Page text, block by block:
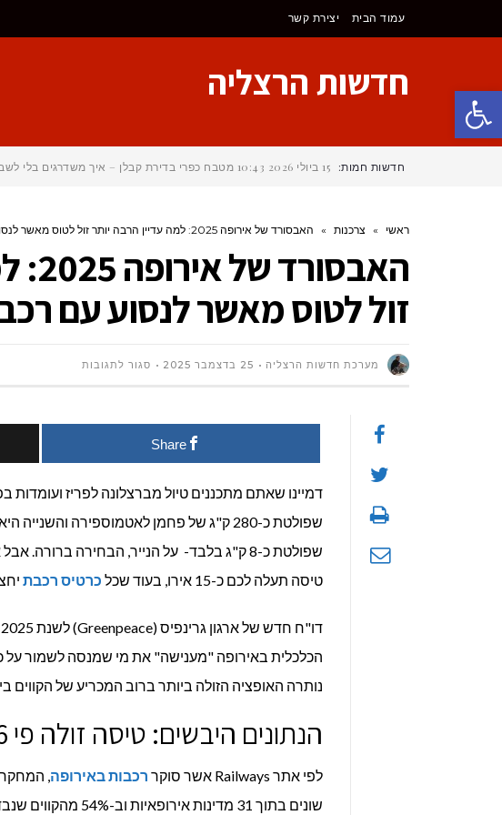
פתח סרגל נגישות
עמוד הבית יצירת קשר
חדשות הרצליה
חדשות חמות: 15 ביולי 2026 10:43 מטבח כפרי בדירת קבלן – איך משדרגים בלי
ראשי » צרכנות » האבסורד של אירופה 2025: למה עדיין הרבה יותר זול לטוס מאשר לנסוע עם רכבת באירופה?
זול לטוס מאשר לנסוע עם
מערכת חדשות הרצליה 25 בדצמבר 2025 סגור לתגובותעל
2025:
יותר
מאשר
Share
דמיינו שאתם מתכננים טיול מברצלונה לפריז
שפולטת כ-280 ק"ג של פחמן לאטמוספירה והשנייה היא נסיעה עם
שפולטת כ-8 ק"ג בלבד- על הנייר, הבחירה
טיסה תעלה לכם כ-15 אירו, בעוד שכל
כרטיס רכבת
הכלכלית באירופה "מענישה" את מי שמנסה לשמור על
נותרה האופציה הזולה ביותר ברוב המכריע של הקווים
הנתונים היבשים: טיסה זולה פי 26 מרכבת
לפי אתר Railways אשר סוקר רכבות באירופה
שונים בתוך 31